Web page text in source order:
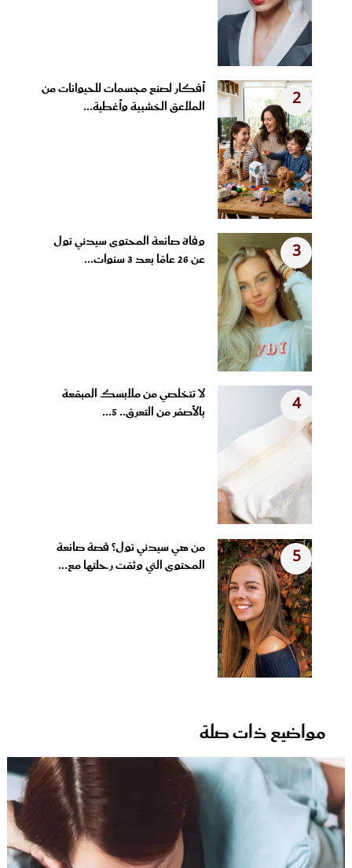
2
أفكار لصنع مجسمات للحيوانات من
الملاعق الخشبية وأغطية...
3
وفاة صانعة المحتوى سيدني تول
عن 26 عامًا بعد 3 سنوات...
4
لا تتخلصي من ملابسك المبقعة
بالأصفر من التعرق.. 5...
5
من هي سيدني تول؟ قصة صانعة
المحتوى التي وثقت رحلتها مع...
مواضيع ذات صلة